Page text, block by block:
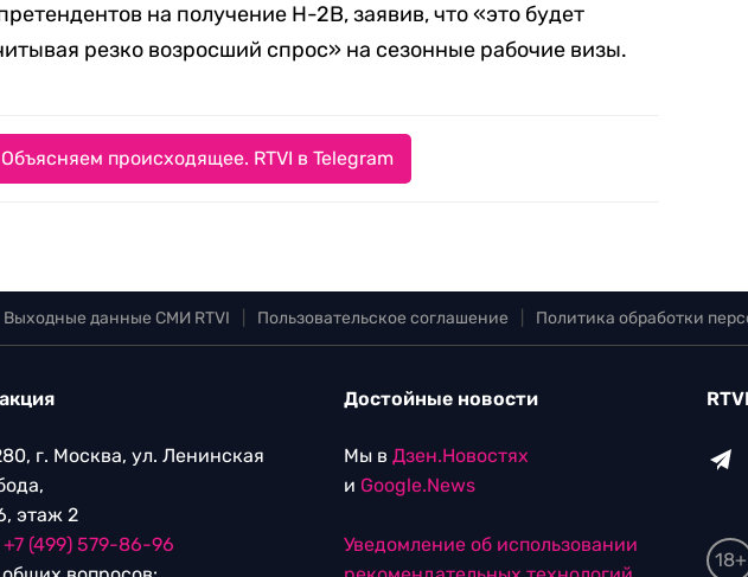
на получение H-2B, заявив, что «это будет
резко возросший спрос» на сезонные рабочие визы.
Объясняем происходящее. RTVI в Telegram
Выходные данные СМИ RTVI Пользовательское соглашение Политика обработки
г. Москва, ул. Ленинская
этаж 2
+7 (499) 579-86-96
Достойные новости
Мы в Дзен.Новостях
и Google.News
Уведомление об использовании
18+